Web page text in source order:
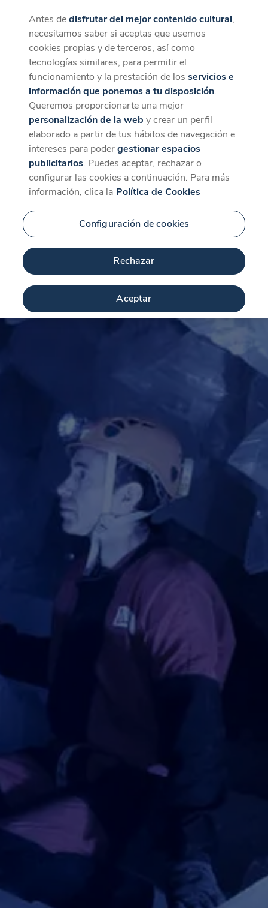
CaixaForum+
La mejor experiencia desde la App
Descargar
Antes dedisfrutar del mejor contenido cultural,
necesitamos saber si aceptas que usemos
cookies propias y de terceros, así como
tecnologías similares, para permitir el
funcionamiento y la prestación de losservicios e
información que ponemos a tu disposición.
Queremos proporcionarte una mejor
personalización de la web y crear un perfil
elaborado a partir de tus hábitos de navegación e
intereses para podergestionar espacios
publicitarios. Puedes aceptar, rechazar o
configurar las cookies a continuación. Para más
información, clica la Política de Cookies
Configuración de cookies
Rechazar
Aceptar